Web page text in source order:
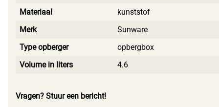
Materiaal
kunststof
Merk
Sunware
Type opberger
opbergbox
Volume in liters
4.6
Vragen? Stuur een bericht!